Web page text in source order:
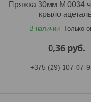
Пряжка 30мм M 0034
крыло
В наличии Только
0,36 руб.
+375 (29) 107-07-